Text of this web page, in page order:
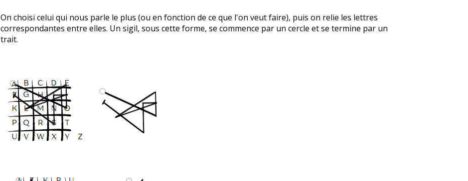
On choisi celui qui nous parle le plus (ou en fonction de ce que l'on veut faire), puis on relie les lettres
correspondantes entre elles. Un sigil, sous cette forme, se commence par un cercle et se termine par un
trait.